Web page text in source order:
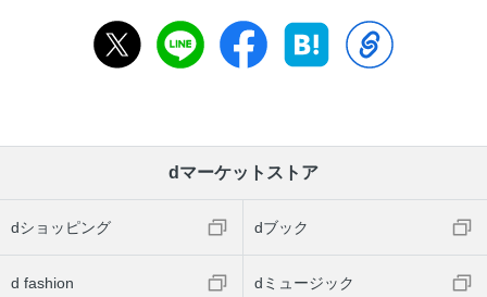
dマーケットストア
dショッピング dブック
d fashion dミュージック